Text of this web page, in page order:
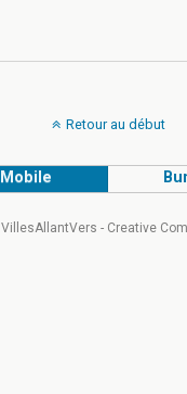
Retour au début
Mobile
VillesAllantVers - Creative